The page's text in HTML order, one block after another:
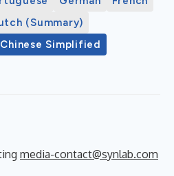
(Summary)
Chinese Simplified
media-contact@synlab.com